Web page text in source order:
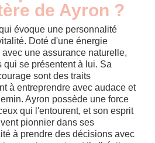
de Ayron ?
évoque une personnalité
Doté d'une énergie
une assurance naturelle,
qui se présentent à lui. Sa
sont des traits
à entreprendre avec audace et
Ayron possède une force
qui l'entourent, et son esprit
pionnier dans ses
à prendre des décisions avec